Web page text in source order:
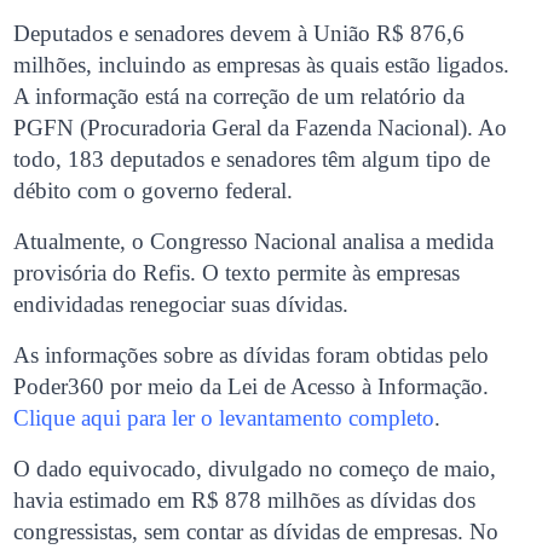
Deputados e senadores devem à União R$ 876,6
milhões, incluindo as empresas às quais estão ligados.
A informação está na correção de um relatório da
PGFN (Procuradoria Geral da Fazenda Nacional). Ao
todo, 183 deputados e senadores têm algum tipo de
débito com o governo federal.
Atualmente, o Congresso Nacional analisa a medida
provisória do Refis. O texto permite às empresas
endividadas renegociar suas dívidas.
As informações sobre as dívidas foram obtidas pelo
Poder360 por meio da Lei de Acesso à Informação.
Clique aqui para ler o levantamento completo.
O dado equivocado, divulgado no começo de maio,
havia estimado em R$ 878 milhões as dívidas dos
congressistas, sem contar as dívidas de empresas. No